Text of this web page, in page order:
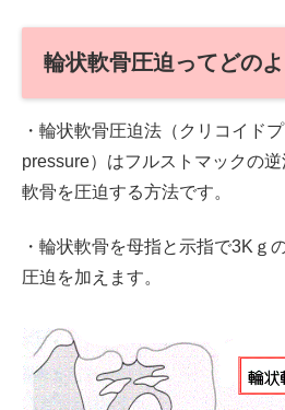
輪状軟骨圧迫ってどの
・輪状軟骨圧迫法（クリコイド
pressure）はフルストマックの
軟骨を圧迫する方法です。
・輪状軟骨を母指と示指で3Kｇ
圧迫を加えます。